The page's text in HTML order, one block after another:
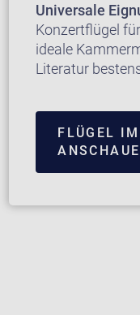
Universale
Konzertflügel
ideale
Literatur
FLÜGEL